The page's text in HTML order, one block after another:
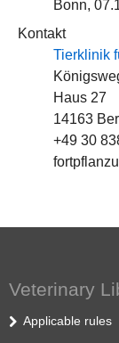
Bonn,
Kontakt
Tierklinik
Haus 27
14163
+49 30
Veterinary
Applicable rules